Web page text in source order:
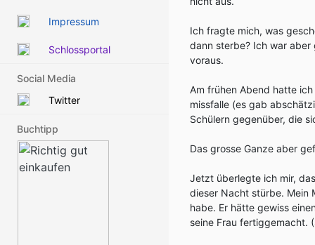
Impressum
Schlossportal
Social Media
Twitter
Buchtipp
Ich fragte mich, was
dann sterbe? Ich war
voraus.
Am frühen Abend hatte
missfalle (es gab
Schülern gegenüber, die
Das grosse Ganze aber
Jetzt überlegte ich mir,
dieser Nacht stürbe. Mein
habe. Er hätte gewiss
seine Frau fertiggemacht.